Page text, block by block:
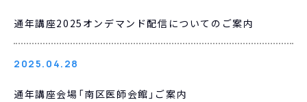
通年講座2025オンデマンド配信についてのご案内
2025.04.28
通年講座会場「南区医師会館」ご案内